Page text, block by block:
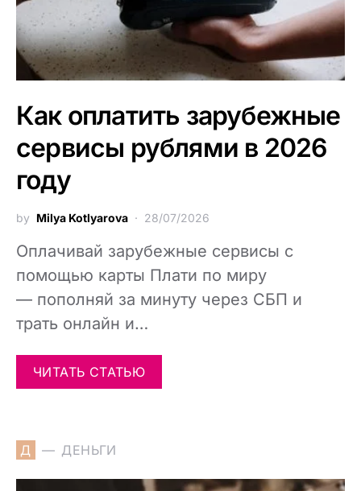
Как оплатить зарубежные
сервисы рублями в 2026
году
by Milya Kotlyarova 28/07/2026
Оплачивай зарубежные сервисы с
помощью карты Плати по миру
— пополняй за минуту через СБП и
трать онлайн и…
ЧИТАТЬ СТАТЬЮ
Д ДЕНЬГИ